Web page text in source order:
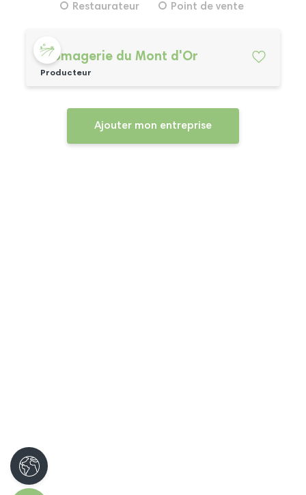
Restaurateur Point de vente
Fromagerie du Mont d'Or
Producteur
Ajouter mon entreprise